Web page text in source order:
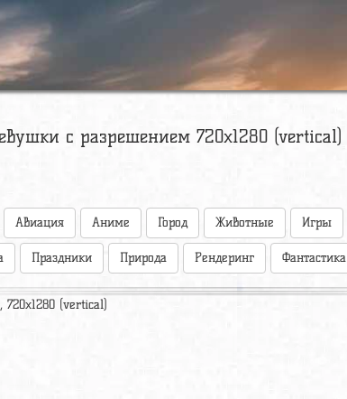
с разрешением 720x1280 (vertical)
Авиация Аниме Город Животные Игры
Праздники Природа Рендеринг Фантастика
(vertical)